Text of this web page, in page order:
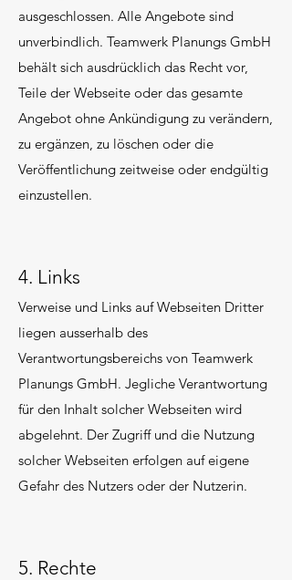
ausgeschlossen. Alle Angebote sind
unverbindlich. Teamwerk Planungs GmbH
behält sich ausdrücklich das Recht vor,
Teile der Webseite oder das gesamte
Angebot ohne Ankündigung zu verändern,
zu ergänzen, zu löschen oder die
Veröffentlichung zeitweise oder endgültig
einzustellen.
4. Links
Verweise und Links auf Webseiten Dritter
liegen ausserhalb des
Verantwortungsbereichs von Teamwerk
Planungs GmbH. Jegliche Verantwortung
für den Inhalt solcher Webseiten wird
abgelehnt. Der Zugriff und die Nutzung
solcher Webseiten erfolgen auf eigene
Gefahr des Nutzers oder der Nutzerin.
5. Rechte